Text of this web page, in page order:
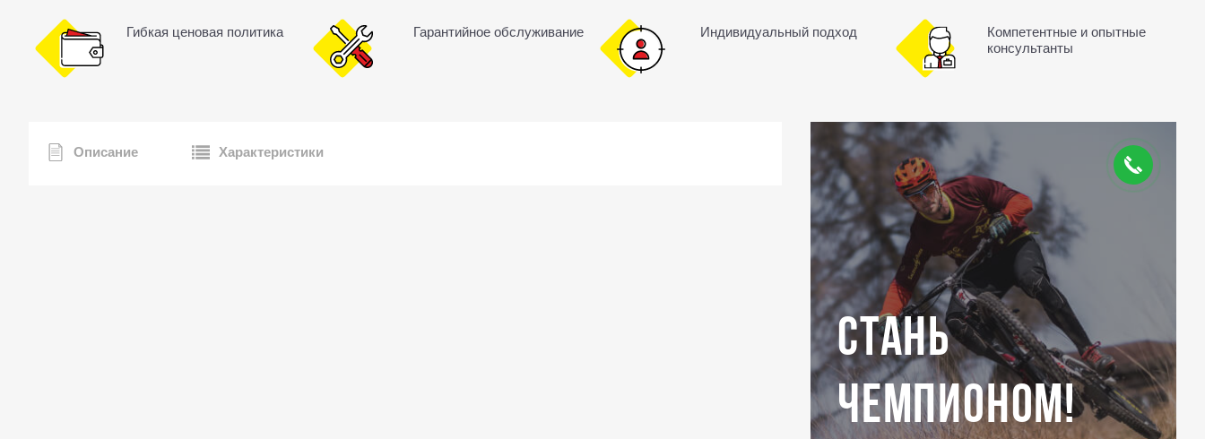
Гибкая ценовая политика Гарантийное обслуживание Индивидуальный подход
Компетентные и опытные
консультанты
Описание Характеристики
Стань
чемпионом!